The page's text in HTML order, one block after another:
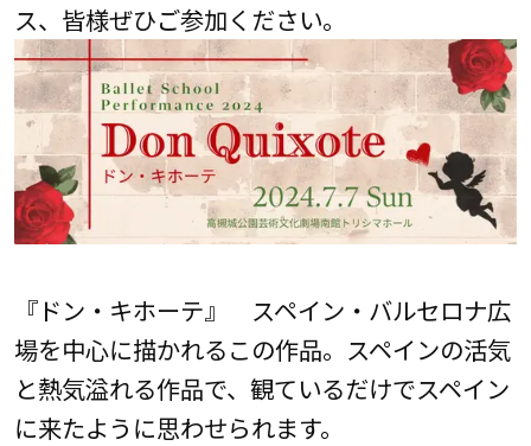
ス、皆様ぜひご参加ください。
『ドン・キホーテ』 スペイン・バルセロナ広
場を中心に描かれるこの作品。スペインの活気
と熱気溢れる作品で、観ているだけでスペイン
に来たように思わせられます。